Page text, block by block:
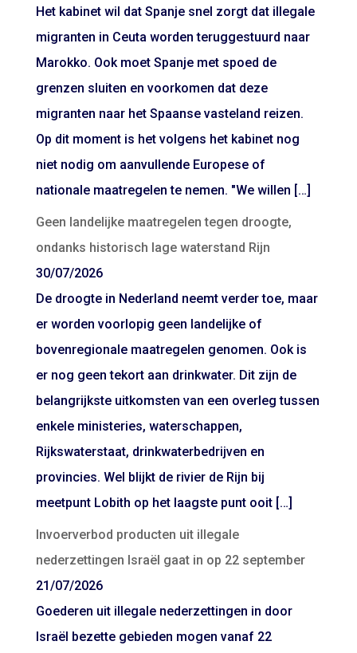
Het kabinet wil dat Spanje snel zorgt dat illegale
migranten in Ceuta worden teruggestuurd naar
Marokko. Ook moet Spanje met spoed de
grenzen sluiten en voorkomen dat deze
migranten naar het Spaanse vasteland reizen.
Op dit moment is het volgens het kabinet nog
niet nodig om aanvullende Europese of
nationale maatregelen te nemen. "We willen […]
Geen landelijke maatregelen tegen droogte,
ondanks historisch lage waterstand Rijn
30/07/2026
De droogte in Nederland neemt verder toe, maar
er worden voorlopig geen landelijke of
bovenregionale maatregelen genomen. Ook is
er nog geen tekort aan drinkwater. Dit zijn de
belangrijkste uitkomsten van een overleg tussen
enkele ministeries, waterschappen,
Rijkswaterstaat, drinkwaterbedrijven en
provincies. Wel blijkt de rivier de Rijn bij
meetpunt Lobith op het laagste punt ooit […]
Invoerverbod producten uit illegale
nederzettingen Israël gaat in op 22 september
21/07/2026
Goederen uit illegale nederzettingen in door
Israël bezette gebieden mogen vanaf 22